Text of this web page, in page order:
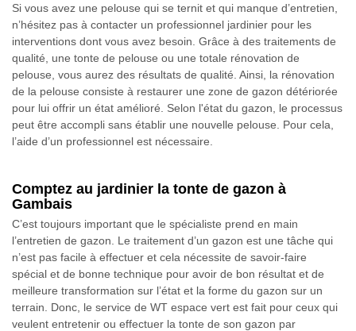
Si vous avez une pelouse qui se ternit et qui manque d’entretien,
n’hésitez pas à contacter un professionnel jardinier pour les
interventions dont vous avez besoin. Grâce à des traitements de
qualité, une tonte de pelouse ou une totale rénovation de
pelouse, vous aurez des résultats de qualité. Ainsi, la rénovation
de la pelouse consiste à restaurer une zone de gazon détériorée
pour lui offrir un état amélioré. Selon l'état du gazon, le processus
peut être accompli sans établir une nouvelle pelouse. Pour cela,
l’aide d’un professionnel est nécessaire.
Comptez au jardinier la tonte de gazon à
Gambais
C’est toujours important que le spécialiste prend en main
l’entretien de gazon. Le traitement d’un gazon est une tâche qui
n’est pas facile à effectuer et cela nécessite de savoir-faire
spécial et de bonne technique pour avoir de bon résultat et de
meilleure transformation sur l’état et la forme du gazon sur un
terrain. Donc, le service de WT espace vert est fait pour ceux qui
veulent entretenir ou effectuer la tonte de son gazon par